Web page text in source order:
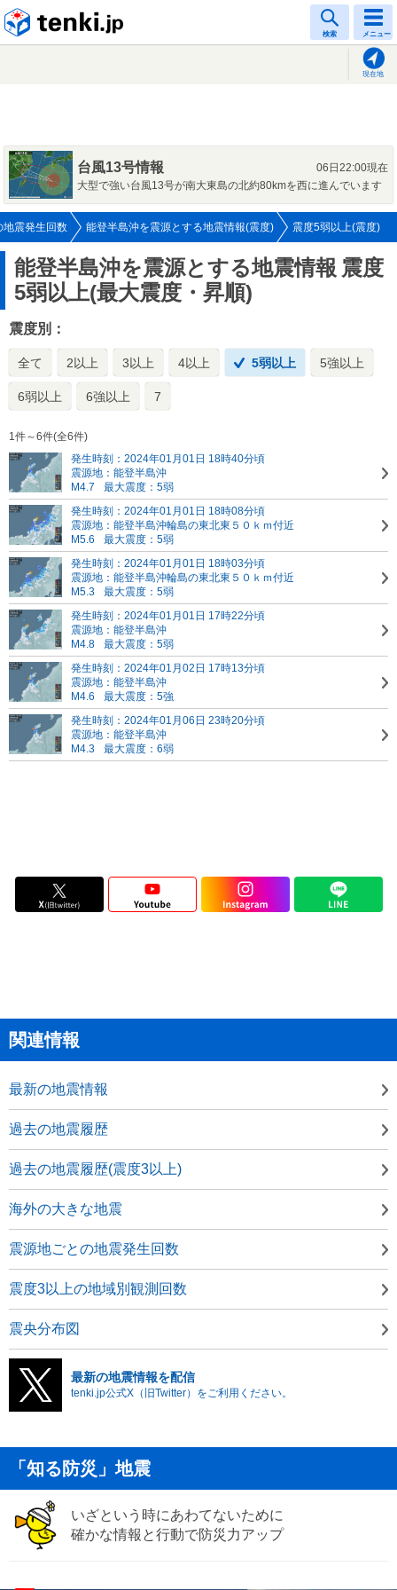
検索 メニュー
現在地
台風13号情報
06日22:00現在
大型で強い台風13号が南大東島の北約80kmを西に進んでいます
地震発生回数 能登半島沖を震源とする地震情報(震度) 震度5弱以上(震度)
能登半島沖を震源とする地震情報 震度
5弱以上(最大震度・昇順)
震度別：
全て 2以上 3以上 4以上 5弱以上 5強以上
6弱以上 6強以上 7
1件～6件(全6件)
発生時刻：2024年01月01日 18時40分頃
震源地：能登半島沖
M4.7
最大震度：5弱
発生時刻：2024年01月01日 18時08分頃
震源地：能登半島沖輪島の東北東５０ｋｍ付近
M5.6
最大震度：5弱
発生時刻：2024年01月01日 18時03分頃
震源地：能登半島沖輪島の東北東５０ｋｍ付近
M5.3
最大震度：5弱
発生時刻：2024年01月01日 17時22分頃
震源地：能登半島沖
M4.8
最大震度：5弱
発生時刻：2024年01月02日 17時13分頃
震源地：能登半島沖
M4.6
最大震度：5強
発生時刻：2024年01月06日 23時20分頃
震源地：能登半島沖
M4.3
最大震度：6弱
関連情報
最新の地震情報
過去の地震履歴
過去の地震履歴(震度3以上)
海外の大きな地震
震源地ごとの地震発生回数
震度3以上の地域別観測回数
震央分布図
最新の地震情報を配信
tenki.jp公式X（旧Twitter）をご利用ください。
「知る防災」地震
いざという時にあわてないために
確かな情報と行動で防災力アップ